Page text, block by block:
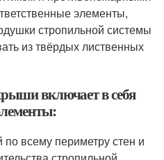
элементы,
стропильной системы
из твёрдых лиственных
включает в себя
всему периметру стен и